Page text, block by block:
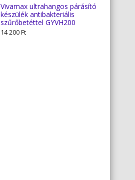
-
8
160 Ft
Vivamax ultrahangos párásító
készülék antibakteriális
szűrőbetéttel GYVH200
14 200Ft